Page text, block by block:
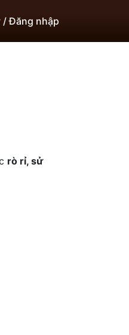
/Đăng nhập
rò rỉ, sử